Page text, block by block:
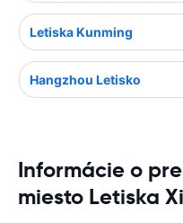
Letiska Kunming
Hangzhou Letisko
Informácie o
miesto Letiska